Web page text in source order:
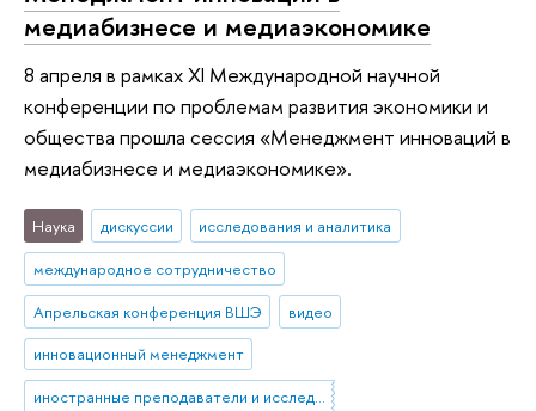
медиабизнесе и медиаэкономике
8 апреля в рамках XI Международной научной
конференции по проблемам развития экономики и
общества прошла сессия «Менеджмент инноваций в
медиабизнесе и медиаэкономике».
Наука дискуссии
исследования и аналитика
международное сотрудничество
Апрельская конференция ВШЭ
видео
инновационный менеджмент
иностранные преподаватели и исследователи